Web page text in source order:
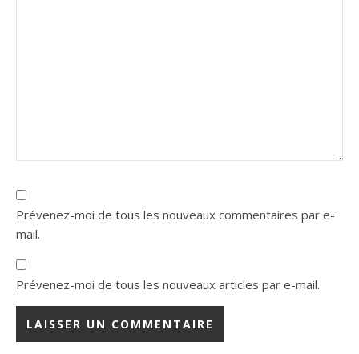
Prévenez-moi de tous les nouveaux commentaires par e-
mail.
Prévenez-moi de tous les nouveaux articles par e-mail.